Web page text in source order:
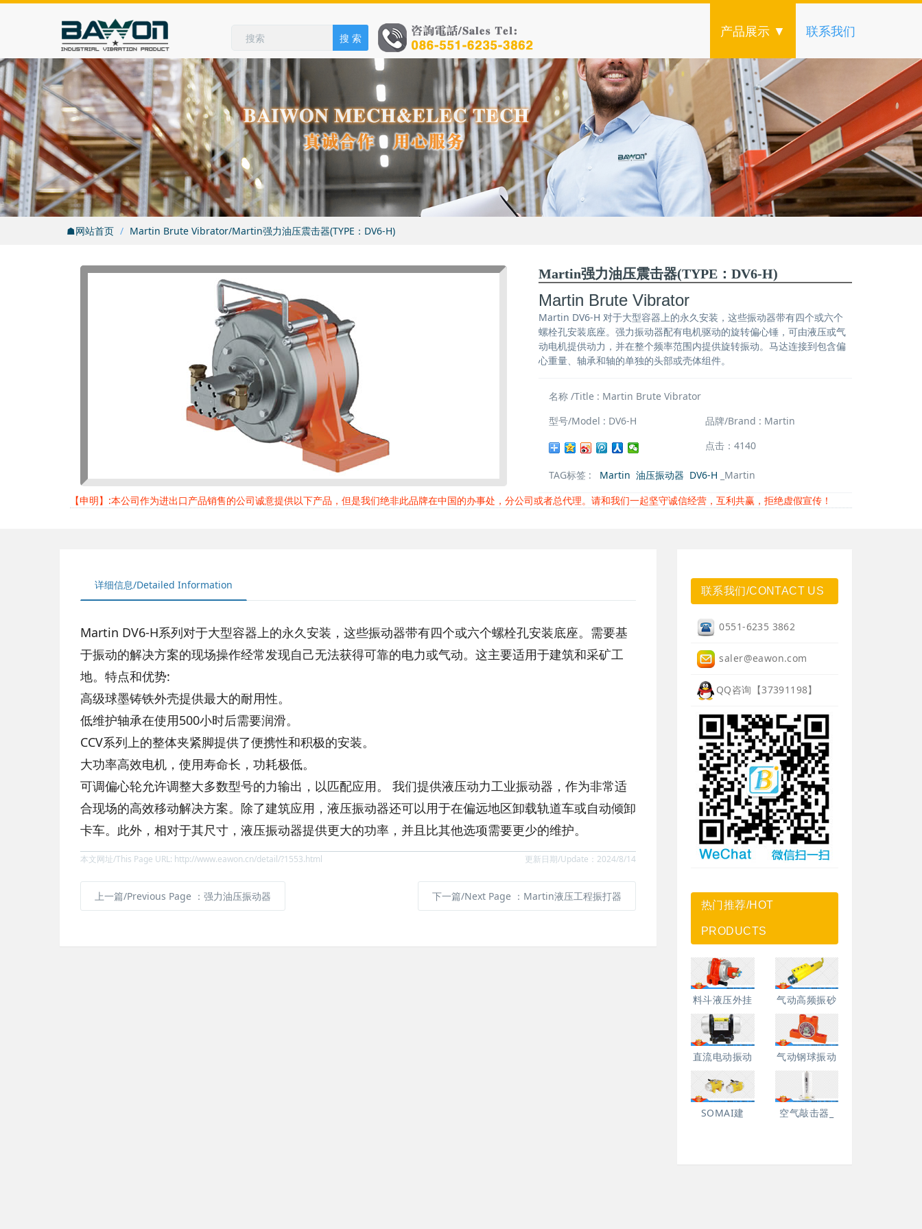
搜 索 产品展示 ▼ 联系我们
☗网站首页 Martin Brute Vibrator/Martin强力油压震击器(TYPE：DV6-H)
Martin强力油压震击器(TYPE：DV6-H)
Martin Brute Vibrator
Martin DV6-H 对于大型容器上的永久安装，这些振动器带有四个或六个
螺栓孔安装底座。强力振动器配有电机驱动的旋转偏心锤，可由液压或气
动电机提供动力，并在整个频率范围内提供旋转振动。马达连接到包含偏
心重量、轴承和轴的单独的头部或壳体组件。
名称 /Title : Martin Brute Vibrator
型号/Model : DV6-H
品牌/Brand : Martin
点击：4140
TAG标签 : Martin 油压振动器 DV6-H _Martin
【申明】:本公司作为进出口产品销售的公司诚意提供以下产品，但是我们绝非此品牌在中国的办事处，分公司或者总代理。请和我们一起坚守诚信经营，互利共赢，拒绝虚假宣传！
详细信息/Detailed Information
Martin DV6-H系列对于大型容器上的永久安装，这些振动器带有四个或六个螺栓孔安装底座。需要基
于振动的解决方案的现场操作经常发现自己无法获得可靠的电力或气动。这主要适用于建筑和采矿工
地。特点和优势:
高级球墨铸铁外壳提供最大的耐用性。
低维护轴承在使用500小时后需要润滑。
CCV系列上的整体夹紧脚提供了便携性和积极的安装。
大功率高效电机，使用寿命长，功耗极低。
可调偏心轮允许调整大多数型号的力输出，以匹配应用。 我们提供液压动力工业振动器，作为非常适
合现场的高效移动解决方案。除了建筑应用，液压振动器还可以用于在偏远地区卸载轨道车或自动倾卸
卡车。此外，相对于其尺寸，液压振动器提供更大的功率，并且比其他选项需要更少的维护。
本文网址/This Page URL: http://www.eawon.cn/detail/?1553.html 更新日期/Update：2024/8/14
上一篇/Previous Page ：强力油压振动器 下一篇/Next Page ：Martin液压工程振打器
联系我们/CONTACT US
0551-6235 3862
saler@eawon.com
QQ咨询【37391198】
热门推荐/HOT
PRODUCTS
料斗液压外挂 气动高频振砂
直流电动振动 气动钢球振动
SOMAI建 空气敲击器_